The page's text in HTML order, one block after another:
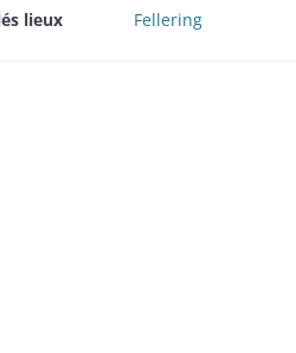
lieux
Fellering